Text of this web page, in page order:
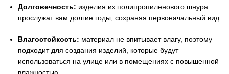
Долговечность: изделия из полипропиленового шнура
прослужат вам долгие годы, сохраняя первоначальный вид.
Влагостойкость: материал не впитывает влагу, поэтому
подходит для создания изделий, которые будут
использоваться на улице или в помещениях с повышенной